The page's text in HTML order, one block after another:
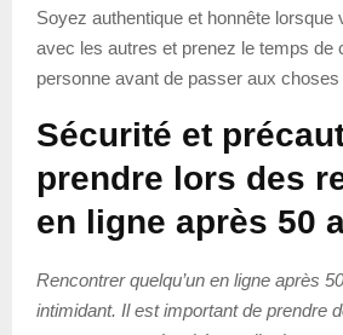
Soyez authentique et honnête lorsque
avec les autres et prenez le temps de
personne avant de passer aux
Sécurité et
prendre lors des
en ligne après 50
Rencontrer quelqu’un en ligne après
intimidant. Il est important de prendre